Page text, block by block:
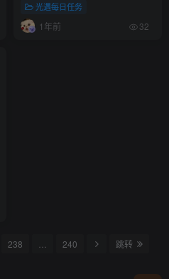
光遇每日任务
1年前 32
238 240 跳转